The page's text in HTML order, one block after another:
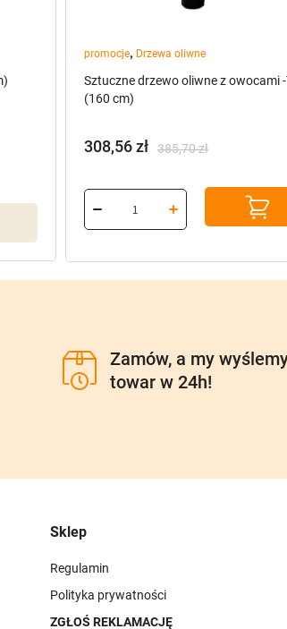
promocje, Drzewa oliwne
Sztuczne drzewo oliwne z owocami
(160 cm)
385,70zł
cena
wynosiła:
385,70 zł.
308,56zł
cena
wynosi:
308,56 zł.
Zamów, a my
towar w 24h!
Sklep
Regulamin
Polityka prywatności
ZGŁOŚ REKLAMACJĘ